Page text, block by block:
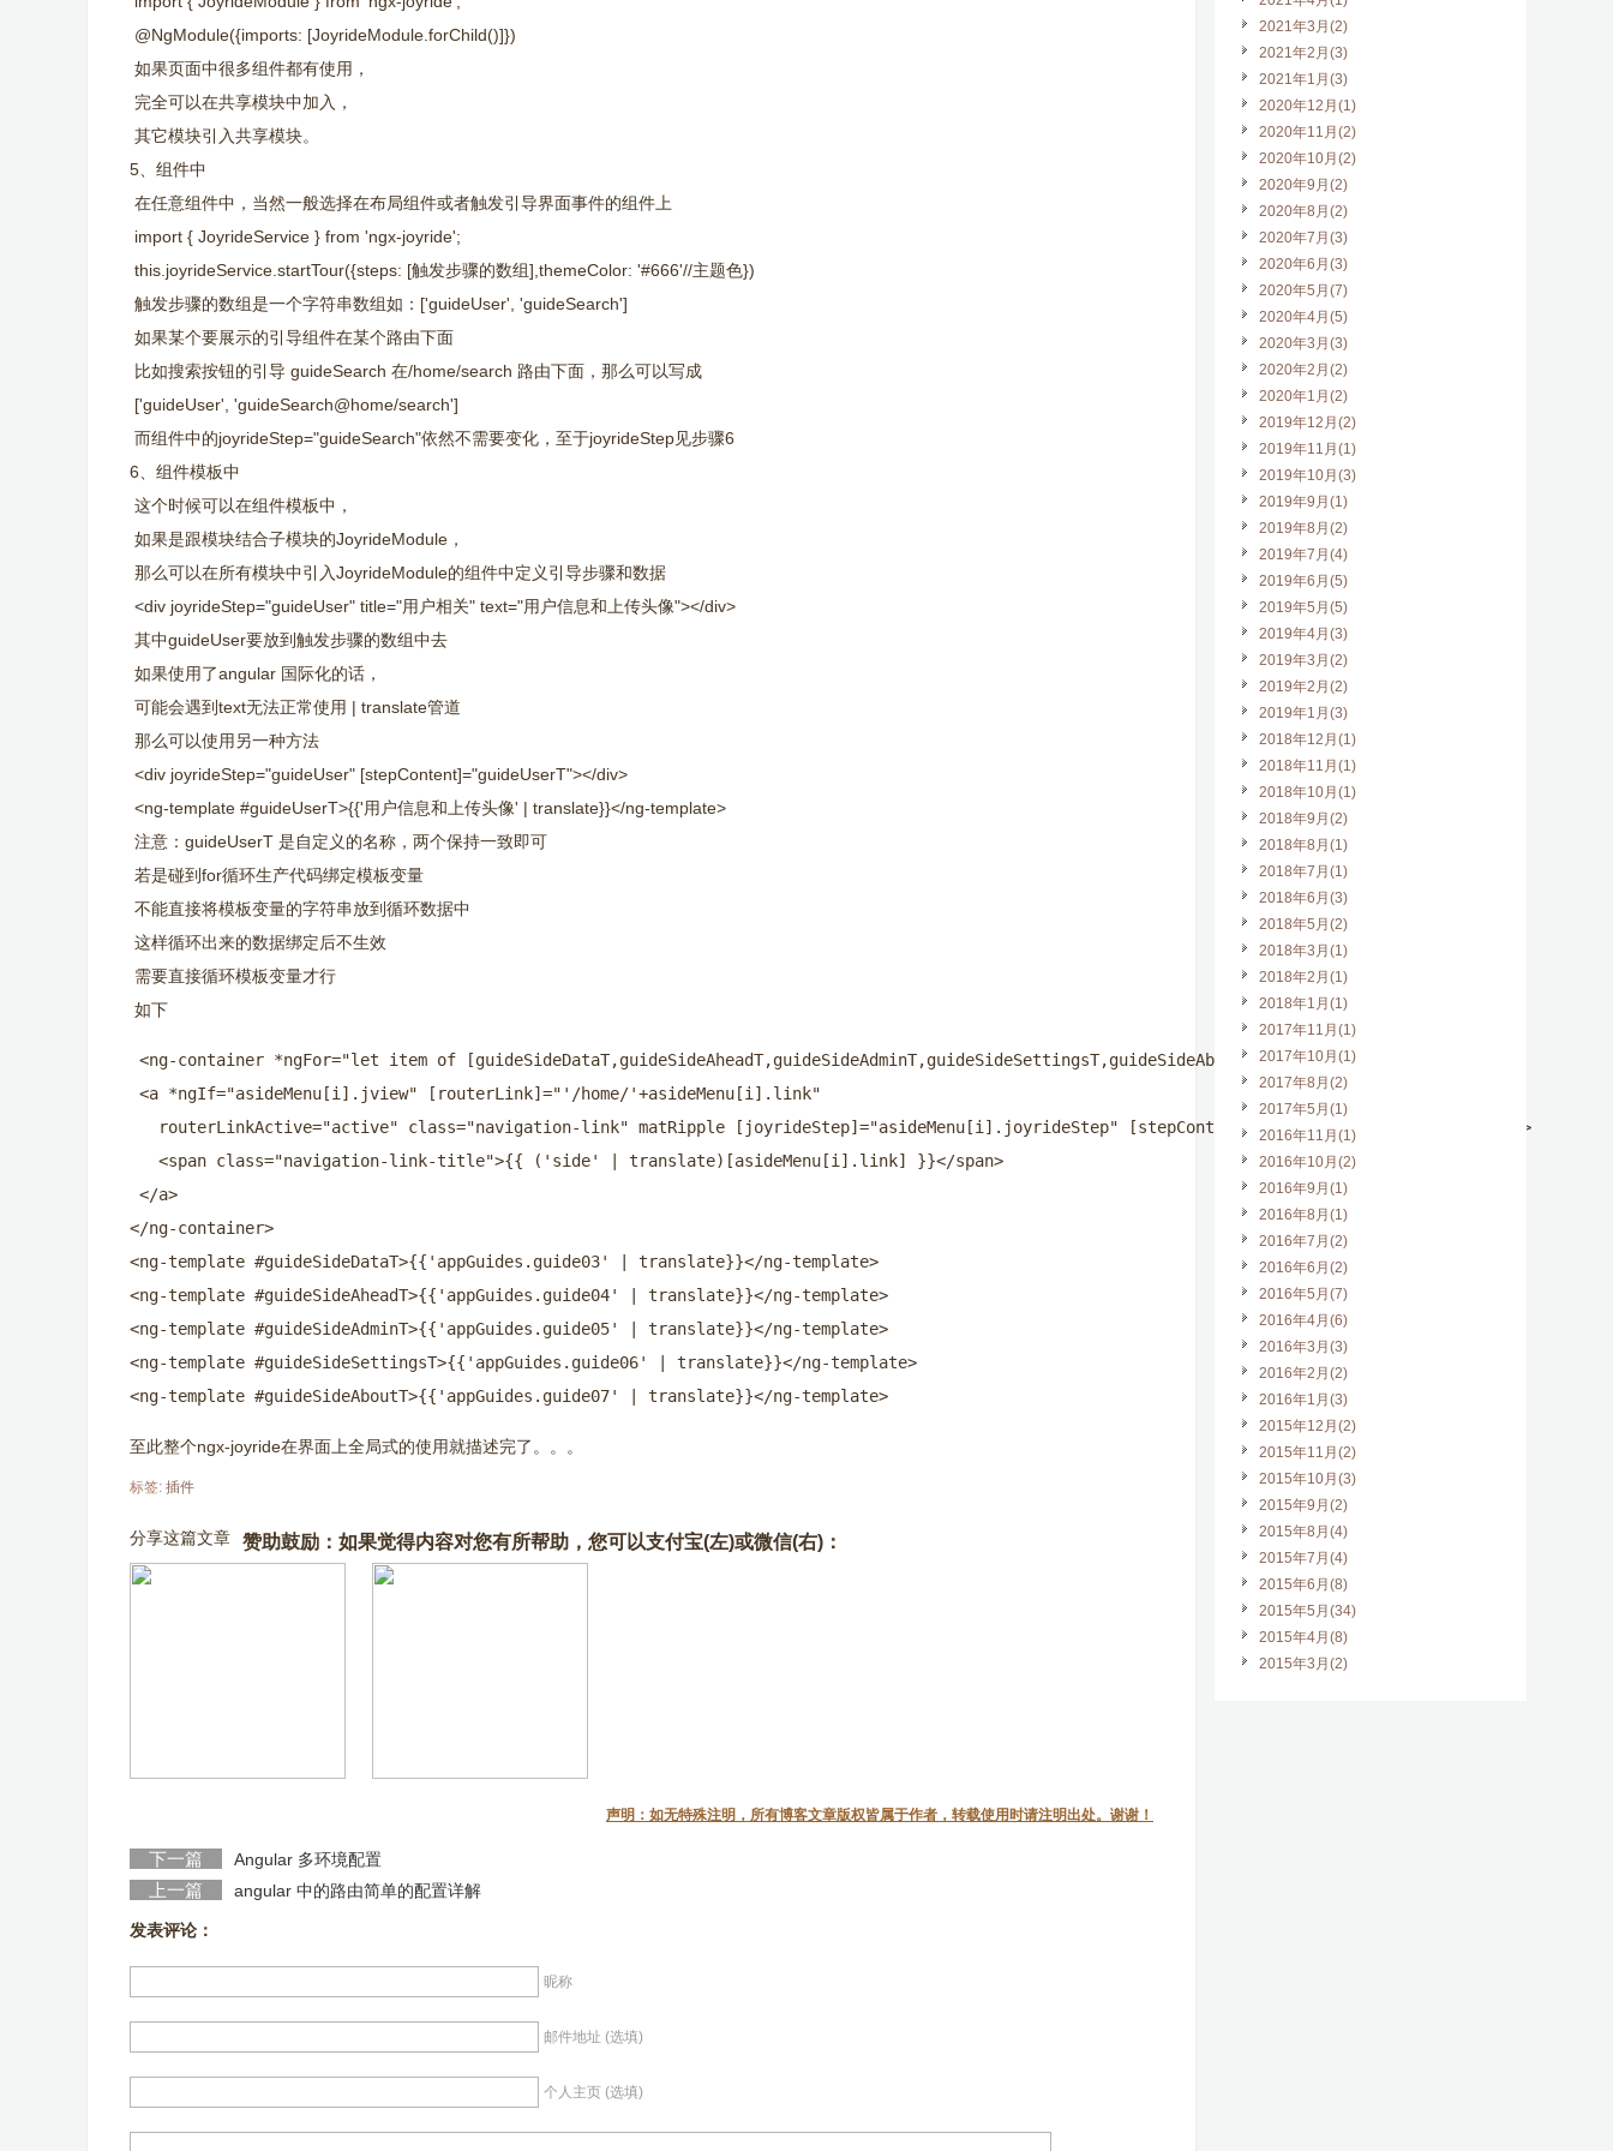
@NgModule({imports: [JoyrideModule.forChild()]})
如果页面中很多组件都有使用，
完全可以在共享模块中加入，
其它模块引入共享模块。
5、组件中
在任意组件中，当然一般选择在布局组件或者触发引导界面事件的组件上
import { JoyrideService } from 'ngx-joyride';
this.joyrideService.startTour({steps: [触发步骤的数组],themeColor: '#666'//主题色})
触发步骤的数组是一个字符串数组如：['guideUser', 'guideSearch']
如果某个要展示的引导组件在某个路由下面
比如搜索按钮的引导 guideSearch 在/home/search 路由下面，那么可以写成
['guideUser', 'guideSearch@home/search']
而组件中的joyrideStep="guideSearch"依然不需要变化，至于joyrideStep见步骤6
6、组件模板中
这个时候可以在组件模板中，
如果是跟模块结合子模块的JoyrideModule，
那么可以在所有模块中引入JoyrideModule的组件中定义引导步骤和数据
<div joyrideStep="guideUser" title="用户相关" text="用户信息和上传头像"></div>
其中guideUser要放到触发步骤的数组中去
如果使用了angular 国际化的话，
可能会遇到text无法正常使用 | translate管道
那么可以使用另一种方法
<div joyrideStep="guideUser" [stepContent]="guideUserT"></div>
<ng-template #guideUserT>{{'用户信息和上传头像' | translate}}</ng-template>
注意：guideUserT 是自定义的名称，两个保持一致即可
若是碰到for循环生产代码绑定模板变量
不能直接将模板变量的字符串放到循环数据中
这样循环出来的数据绑定后不生效
需要直接循环模板变量才行
如下
<ng-container *ngFor="let item of [guideSideDataT,guideSideAheadT,guideSideAdminT,guideSideSettingsT,guideSideAboutT];index as i;">
<a *ngIf="asideMenu[i].jview" [routerLink]="'/home/'+asideMenu[i].link"
   routerLinkActive="active" class="navigation-link" matRipple [joyrideStep]="asideMenu[i].joyrideStep" [stepContent]="item" stepPosition="right">
   <span class="navigation-link-title">{{ ('side' | translate)[asideMenu[i].link] }}</span>
</a>
</ng-container>
<ng-template #guideSideDataT>{{'appGuides.guide03' | translate}}</ng-template>
<ng-template #guideSideAheadT>{{'appGuides.guide04' | translate}}</ng-template>
<ng-template #guideSideAdminT>{{'appGuides.guide05' | translate}}</ng-template>
<ng-template #guideSideSettingsT>{{'appGuides.guide06' | translate}}</ng-template>
<ng-template #guideSideAboutT>{{'appGuides.guide07' | translate}}</ng-template>
至此整个ngx-joyride在界面上全局式的使用就描述完了。。。
标签: 插件
分享这篇文章 赞助鼓励：如果觉得内容对您有所帮助，您可以支付宝(左)或微信(右)：
声明：如无特殊注明，所有博客文章版权皆属于作者，转载使用时请注明出处。谢谢！
下一篇 Angular 多环境配置
上一篇 angular 中的路由简单的配置详解
发表评论：
昵称
邮件地址 (选填)
个人主页 (选填)
2021年3月(2)
2021年2月(3)
2021年1月(3)
2020年12月(1)
2020年11月(2)
2020年10月(2)
2020年9月(2)
2020年8月(2)
2020年7月(3)
2020年6月(3)
2020年5月(7)
2020年4月(5)
2020年3月(3)
2020年2月(2)
2020年1月(2)
2019年12月(2)
2019年11月(1)
2019年10月(3)
2019年9月(1)
2019年8月(2)
2019年7月(4)
2019年6月(5)
2019年5月(5)
2019年4月(3)
2019年3月(2)
2019年2月(2)
2019年1月(3)
2018年12月(1)
2018年11月(1)
2018年10月(1)
2018年9月(2)
2018年8月(1)
2018年7月(1)
2018年6月(3)
2018年5月(2)
2018年3月(1)
2018年2月(1)
2018年1月(1)
2017年11月(1)
2017年10月(1)
2017年8月(2)
2017年5月(1)
2016年11月(1)
2016年10月(2)
2016年9月(1)
2016年8月(1)
2016年7月(2)
2016年6月(2)
2016年5月(7)
2016年4月(6)
2016年3月(3)
2016年2月(2)
2016年1月(3)
2015年12月(2)
2015年11月(2)
2015年10月(3)
2015年9月(2)
2015年8月(4)
2015年7月(4)
2015年6月(8)
2015年5月(34)
2015年4月(8)
2015年3月(2)